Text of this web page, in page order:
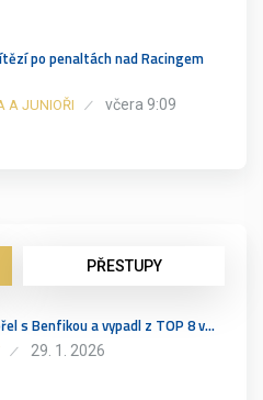
po penaltách nad Racingem
A JUNIOŘI včera 9:09
PŘESTUPY
s Benfikou a vypadl z TOP 8 v…
29. 1. 2026